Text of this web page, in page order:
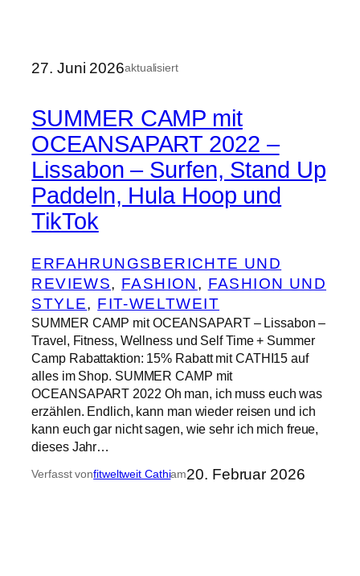
27. Juni 2026aktualisiert
SUMMER CAMP mit
OCEANSAPART 2022 –
Lissabon – Surfen, Stand Up
Paddeln, Hula Hoop und
TikTok
ERFAHRUNGSBERICHTE UND
REVIEWS, FASHION, FASHION UND
STYLE, FIT-WELTWEIT
SUMMER CAMP mit OCEANSAPART – Lissabon –
Travel, Fitness, Wellness und Self Time + Summer
Camp Rabattaktion: 15% Rabatt mit CATHI15 auf
alles im Shop. SUMMER CAMP mit
OCEANSAPART 2022 Oh man, ich muss euch was
erzählen. Endlich, kann man wieder reisen und ich
kann euch gar nicht sagen, wie sehr ich mich freue,
dieses Jahr…
Verfasst vonfitweltweit Cathiam20. Februar 2026